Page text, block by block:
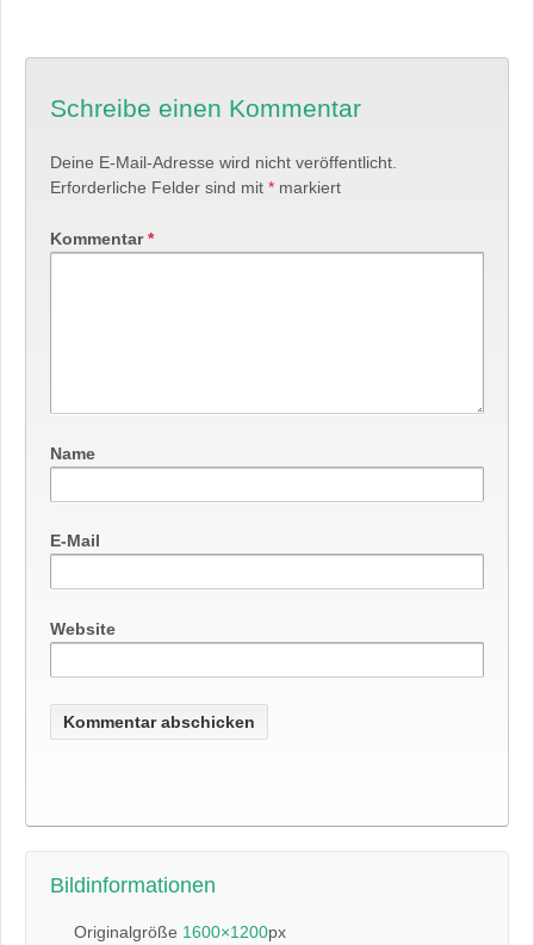
Schreibe einen Kommentar
Deine E-Mail-Adresse wird nicht veröffentlicht.
Erforderliche Felder sind mit * markiert
Kommentar*
Name
E-Mail
Website
Bildinformationen
Originalgröße 1600×1200px